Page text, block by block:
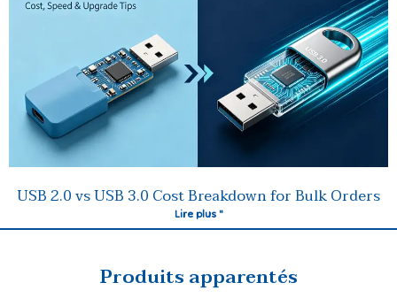
USB 2.0 vs USB 3.0 Cost Breakdown for Bulk Orders
Lire plus "
Produits apparentés